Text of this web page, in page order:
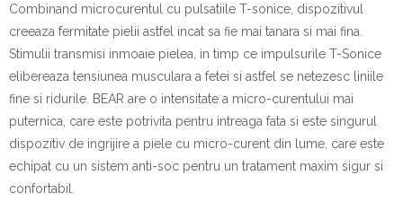
Combinand microcurentul cu pulsatiile T-sonice, dispozitivul
creeaza fermitate pielii astfel incat sa fie mai tanara si mai fina.
Stimulii transmisi inmoaie pielea, in timp ce impulsurile T-Sonice
elibereaza tensiunea musculara a fetei si astfel se netezesc liniile
fine si ridurile. BEAR are o intensitate a micro-curentului mai
puternica, care este potrivita pentru intreaga fata si este singurul
dispozitiv de ingrijire a piele cu micro-curent din lume, care este
echipat cu un sistem anti-soc pentru un tratament maxim sigur si
confortabil.